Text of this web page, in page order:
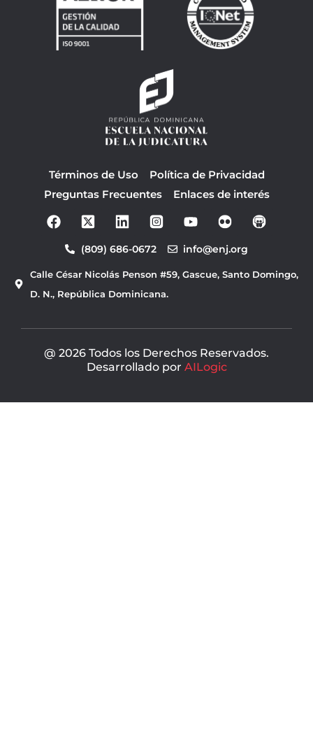
Términos de Uso
Política de Privacidad
Preguntas Frecuentes
Enlaces de interés
F
a
b
o
o
o
t
b
(809) 686-0672 info@enj.org
Calle César Nicolás Penson #59, Gascue, Santo Domingo,
D. N., República Dominicana.
@ 2026 Todos los Derechos Reservados.
Desarrollado por AILogic